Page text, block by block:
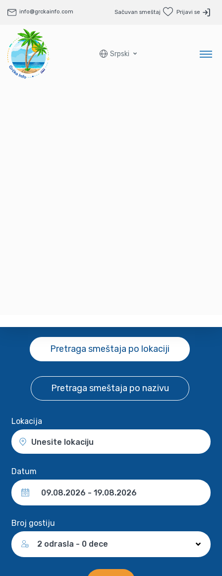
info@grckainfo.com Sačuvan smeštaj Prijavi se
Srpski
Pretraga smeštaja po lokaciji
Pretraga smeštaja po nazivu
Lokacija
Unesite lokaciju
Datum
Broj gostiju
2 odrasla - 0 dece